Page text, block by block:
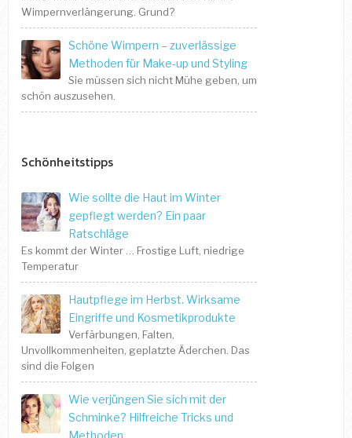
Wimpernverlängerung. Grund?
Schöne Wimpern – zuverlässige
Methoden für Make-up und Styling
Sie müssen sich nicht Mühe geben, um
schön auszusehen.
Schönheitstipps
Wie sollte die Haut im Winter
gepflegt werden? Ein paar
Ratschläge
Es kommt der Winter … Frostige Luft, niedrige
Temperatur
Hautpflege im Herbst. Wirksame
Eingriffe und Kosmetikprodukte
Verfärbungen, Falten,
Unvollkommenheiten, geplatzte Äderchen. Das
sind die Folgen
Wie verjüngen Sie sich mit der
Schminke? Hilfreiche Tricks und
Methoden